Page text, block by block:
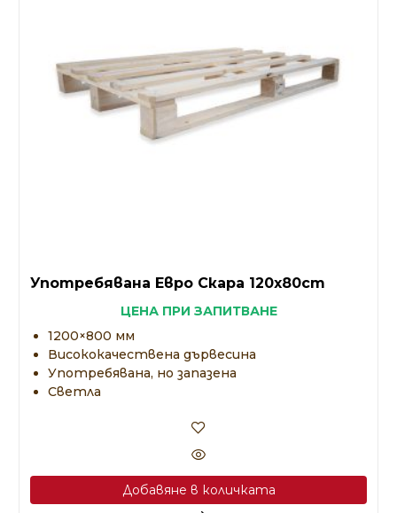
Употребявана Евро Скара 120x80cm
ЦЕНА ПРИ ЗАПИТВАНЕ
1200×800 мм
Висококачествена дървесина
Употребявана, но запазена
Светла
Добавяне в количката